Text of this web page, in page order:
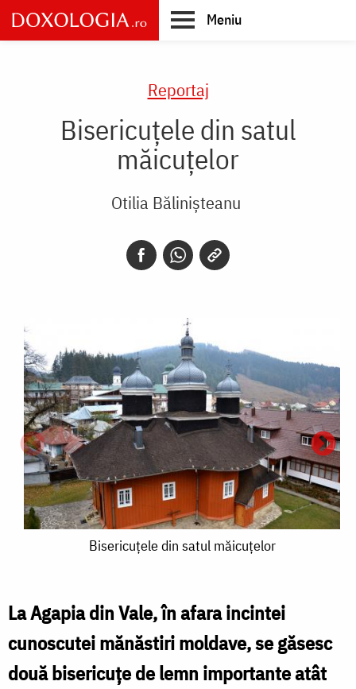
Skip
to
main
Meniu
Reportaj
Bisericuţele din satul
măicuţelor
Otilia Bălinișteanu
Bisericuţele
măicuţelor
Bisericuţele din satul măicuţelor
La Agapia din Vale, în afara incintei
cunoscutei mănăstiri moldave, se găsesc
două bisericuţe de lemn importante atât